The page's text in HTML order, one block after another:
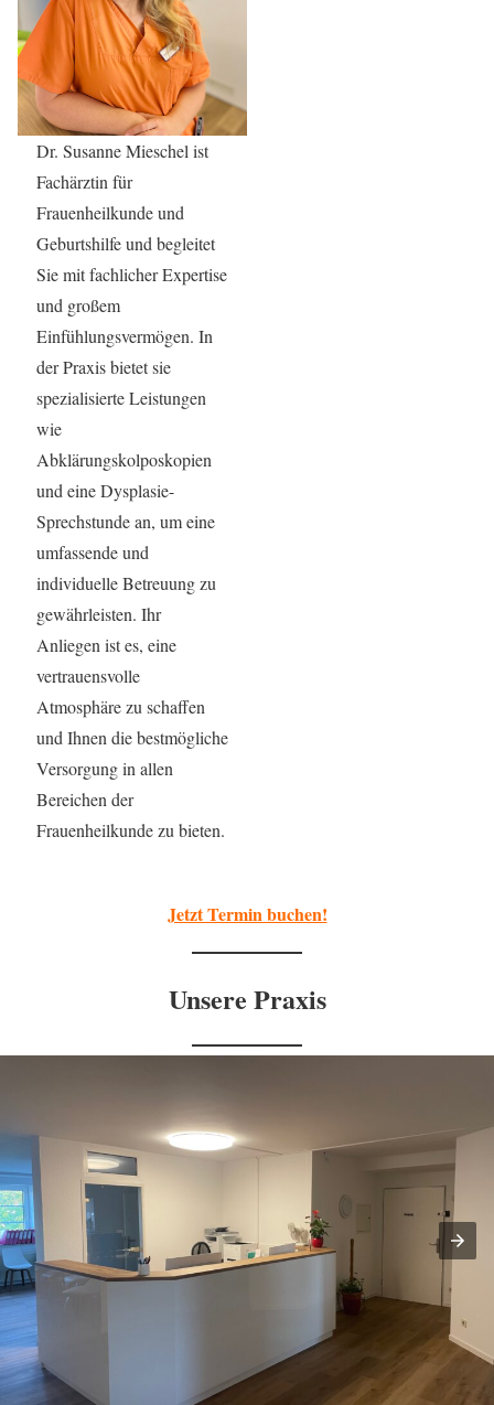
Dr. Susanne Mieschel ist
Fachärztin für
Frauenheilkunde und
Geburtshilfe und begleitet
Sie mit fachlicher Expertise
und großem
Einfühlungsvermögen. In
der Praxis bietet sie
spezialisierte Leistungen
wie
Abklärungskolposkopien
und eine Dysplasie-
Sprechstunde an, um eine
umfassende und
individuelle Betreuung zu
gewährleisten. Ihr
Anliegen ist es, eine
vertrauensvolle
Atmosphäre zu schaffen
und Ihnen die bestmögliche
Versorgung in allen
Bereichen der
Frauenheilkunde zu bieten.
Jetzt Termin buchen!
Unsere Praxis